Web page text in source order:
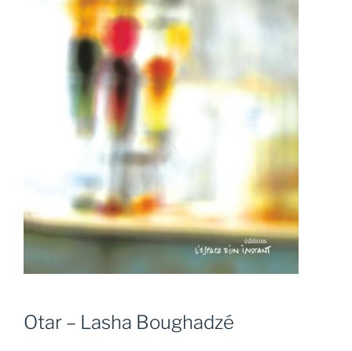
Otar – Lasha Boughadzé